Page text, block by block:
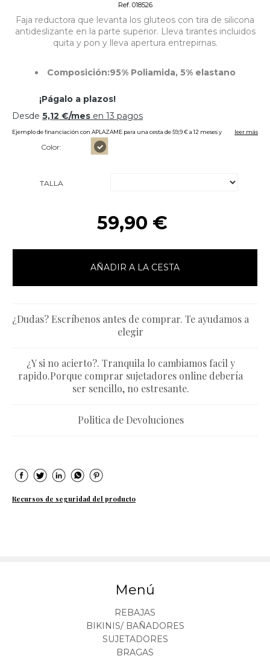
Ref. 018526
Faja reductora que levanta los gluteos con tira de silicona
antideslizante en la parte superior. Lleva tirantes incluidos
quita y pon y lleva apertura entrepirnas.
Composición:95% Poliamida, 5% elastano
Color:
TALLA
59,90 €
AÑADIR A LA CESTA
¿Dudas? Escríbenos antes de comprar. Te ayudamos a
elegir
¿Y si no acierto?. Tranquila lo cambiamos facil y
rapido.Porque comprar sujetadores online debería
ser sencillo, no estresante.
Politica de Devoluciones
Recursos de seguridad del producto
Menú
REBAJAS
BIKINIS/ BAÑADORES
SUJETADORES
BRAGAS